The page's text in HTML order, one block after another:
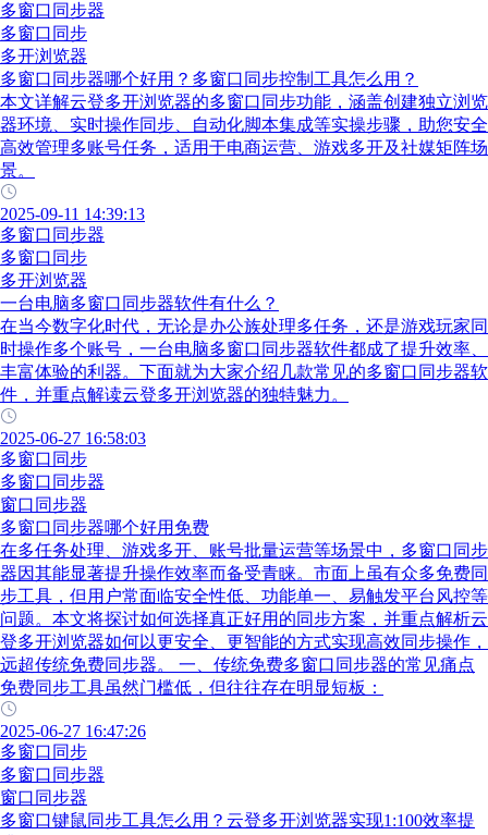
多窗口同步器
多窗口同步
多开浏览器
多窗口同步器哪个好用？多窗口同步控制工具怎么用？
本文详解云登多开浏览器的多窗口同步功能，涵盖创建独立浏览
器环境、实时操作同步、自动化脚本集成等实操步骤，助您安全
高效管理多账号任务，适用于电商运营、游戏多开及社媒矩阵场
景。
2025-09-11 14:39:13
多窗口同步器
多窗口同步
多开浏览器
一台电脑多窗口同步器软件有什么？
在当今数字化时代，无论是办公族处理多任务，还是游戏玩家同
时操作多个账号，一台电脑多窗口同步器软件都成了提升效率、
丰富体验的利器。下面就为大家介绍几款常见的多窗口同步器软
件，并重点解读云登多开浏览器的独特魅力。
2025-06-27 16:58:03
多窗口同步
多窗口同步器
窗口同步器
多窗口同步器哪个好用免费
在多任务处理、游戏多开、账号批量运营等场景中，多窗口同步
器因其能显著提升操作效率而备受青睐。市面上虽有众多免费同
步工具，但用户常面临安全性低、功能单一、易触发平台风控等
问题。本文将探讨如何选择真正好用的同步方案，并重点解析云
登多开浏览器如何以更安全、更智能的方式实现高效同步操作，
远超传统免费同步器。 一、传统免费多窗口同步器的常见痛点
免费同步工具虽然门槛低，但往往存在明显短板：
2025-06-27 16:47:26
多窗口同步
多窗口同步器
窗口同步器
多窗口键鼠同步工具怎么用？云登多开浏览器实现1:100效率提